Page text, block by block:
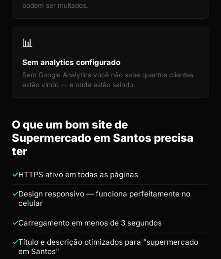
podem ser multados.
📊
Sem analytics configurado
Sem Google Analytics você não sabe quantos clientes
estão vindo — e onde estão saindo.
O que um bom site de
Supermercado em Santos precisa
ter
HTTPS ativo em todas as páginas
Design responsivo — funciona perfeitamente no
celular
Carregamento em menos de 3 segundos
Título e descrição otimizados para "supermercado
em Santos"